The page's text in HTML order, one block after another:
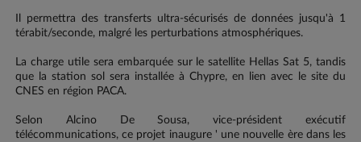
Il permettra des transferts ultra-sécurisés de données jusqu'à 1
térabit/seconde, malgré les perturbations atmosphériques.
La charge utile sera embarquée sur le satellite Hellas Sat 5, tandis
que la station sol sera installée à Chypre, en lien avec le site du
CNES en région PACA.
Selon Alcino De Sousa, vice-président exécutif
télécommunications, ce projet inaugure ' une nouvelle ère dans les